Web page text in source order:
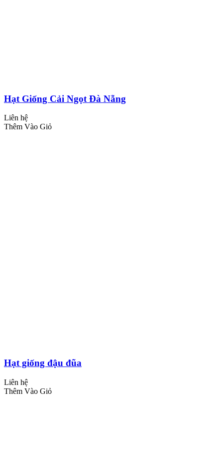
Hạt Giống Cải Ngọt Đà Nẵng
Liên hệ
Thêm Vào Giỏ
Hạt giống đậu đũa
Liên hệ
Thêm Vào Giỏ